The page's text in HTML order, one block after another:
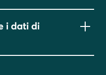
con Manager
produzione del
installato,
contatore S0 ad
i dati di